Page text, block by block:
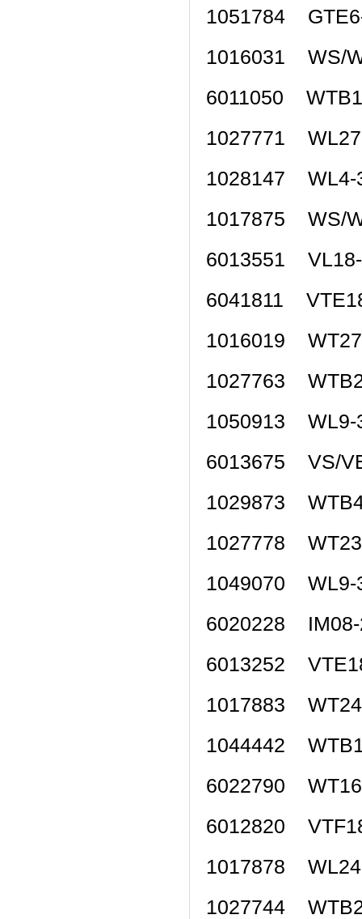
1051784
1016031 WS/
6011050
1027771
1028147
1017875 WS/
6013551
6041811
1016019
1027763
1050913
6013675 VS/
1029873
1027778
1049070
6020228
6013252
1017883
1044442
6022790
6012820
1017878
1027744